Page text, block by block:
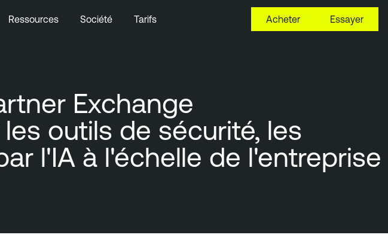
Ressources Société Tarifs Acheter Essayer
Exchange
outils de sécurité, les
l'IA à l'échelle de l'entreprise